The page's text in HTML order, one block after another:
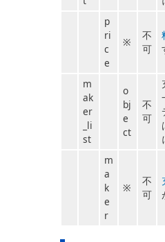
p
ri
c
e
※
不
可
m
ak
er
_li
st
o
bj
e
ct
不
可
m
a
k
e
r
※
不
可